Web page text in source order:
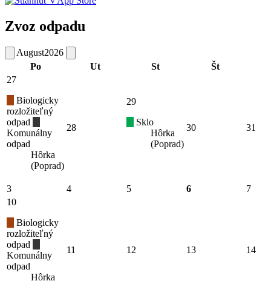
Zvoz odpadu
August2026
Po
Ut St Št
27
Biologicky
rozložiteľný
odpad
Komunálny
odpad
Hôrka
(Poprad)
28
29
Sklo
Hôrka
(Poprad)
30 31
3 4 5 6
7
10
Biologicky
rozložiteľný
odpad
Komunálny
odpad
Hôrka
11 12 13 14